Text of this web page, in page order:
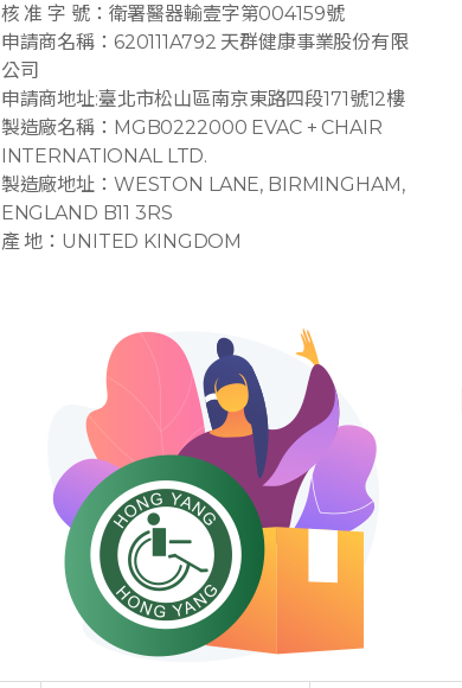
核 准 字 號：衛署醫器輸壹字第004159號
申請商名稱：620111A792 天群健康事業股份有限
公司
申請商地址:臺北市松山區南京東路四段171號12樓
製造廠名稱：MGB0222000 EVAC + CHAIR
INTERNATIONAL LTD.
製造廠地址：WESTON LANE, BIRMINGHAM,
ENGLAND B11 3RS
產 地：UNITED KINGDOM